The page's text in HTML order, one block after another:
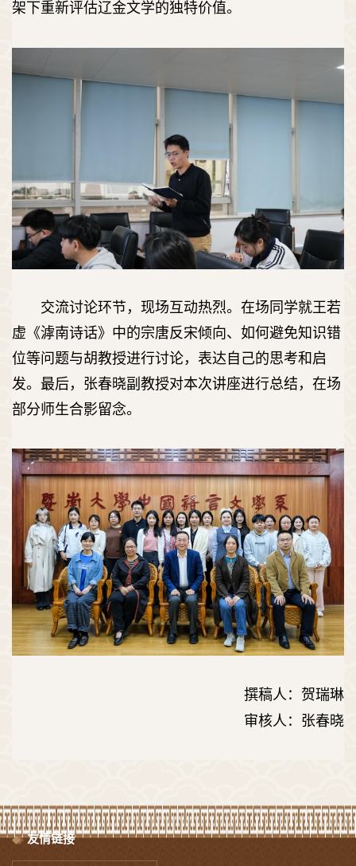
架下重新评估辽金文学的独特价值。
交流讨论环节，现场互动热烈。在场同学就王若
虚《滹南诗话》中的宗唐反宋倾向、如何避免知识错
位等问题与胡教授进行讨论，表达自己的思考和启
发。最后，张春晓副教授对本次讲座进行总结，在场
部分师生合影留念。
撰稿人：贺瑞琳
审核人：张春晓
友情链接